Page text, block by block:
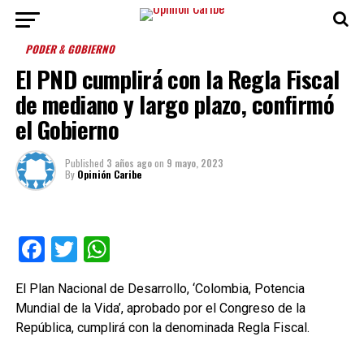
PODER & GOBIERNO
El PND cumplirá con la Regla Fiscal
de mediano y largo plazo, confirmó
el Gobierno
Published 3 años agoon 9 mayo, 2023
By Opinión Caribe
Facebook
TwitterWhatsApp
El Plan Nacional de Desarrollo, ‘Colombia, Potencia
Mundial de la Vida’, aprobado por el Congreso de la
República, cumplirá con la denominada Regla Fiscal.